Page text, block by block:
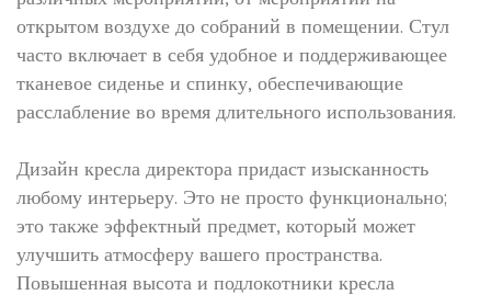
открытом воздухе до собраний в помещении. Стул
часто включает в себя удобное и поддерживающее
тканевое сиденье и спинку, обеспечивающие
расслабление во время длительного использования.
Дизайн кресла директора придаст изысканность
любому интерьеру. Это не просто функционально;
это также эффектный предмет, который может
улучшить атмосферу вашего пространства.
Повышенная высота и подлокотники кресла